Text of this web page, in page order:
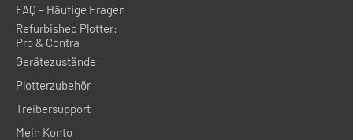
FAQ – Häufige Fragen
Refurbished Plotter:
Pro & Contra
Gerätezustände
Plotterzubehör
Treibersupport
Mein Konto